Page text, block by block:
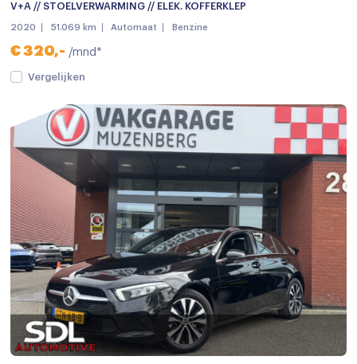
Parkeersensor achter
verwarmde zijspiegels
Bluetooth telefoonvoorbereiding
Multimedia-voorbereiding
Multimedia systeem
Navigatie
Navigatiesysteem full map + hard disk
Radio
Spraakbediening
Stuurwiel multifunctioneel
V+A // STOELVERWARMING // ELEK. KOFFERKLEP
2020 51.069 km Automaat Benzine
€ 320,- /mnd*
Vergelijken